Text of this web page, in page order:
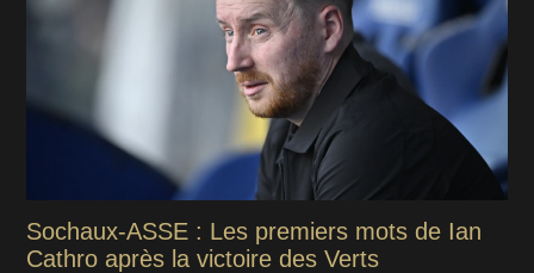
Sochaux-ASSE : Les premiers mots de Ian
Cathro après la victoire des Verts